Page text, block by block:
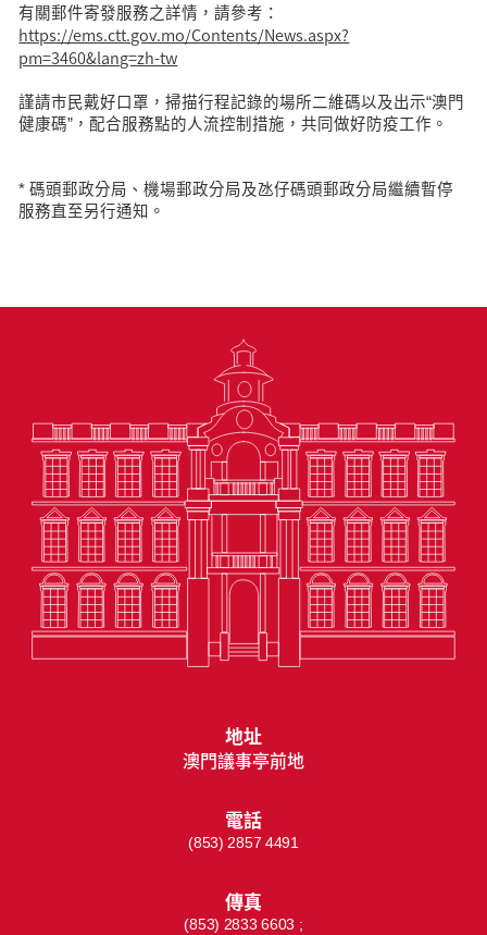
有關郵件寄發服務之詳情，請參考：
https://ems.ctt.gov.mo/Contents/News.aspx?
pm=3460&lang=zh-tw
謹請市民戴好口罩，掃描行程記錄的場所二維碼以及出示“澳門
健康碼”，配合服務點的人流控制措施，共同做好防疫工作。
* 碼頭郵政分局、機場郵政分局及氹仔碼頭郵政分局繼續暫停
服務直至另行通知。
地址
澳門議事亭前地
電話
(853) 2857 4491
傳真
(853) 2833 6603 ;